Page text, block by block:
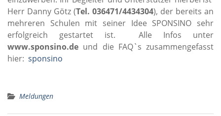
Herr Danny Götz (Tel. 036471/4434304), der bereits an
mehreren Schulen mit seiner Idee SPONSINO sehr
erfolgreich gestartet ist. Alle Infos unter
www.sponsino.de und die FAQ`s zusammengefasst
hier: sponsino
Meldungen